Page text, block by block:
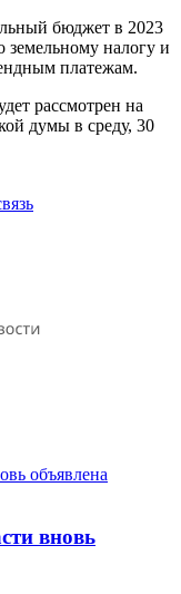
бюджет в 2023
земельному налогу и
платежам.
рассмотрен на
думы в среду, 30
вновь